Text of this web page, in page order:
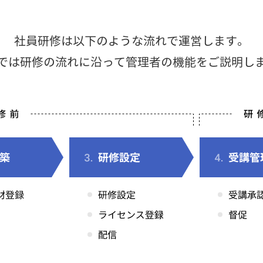
社員研修は以下のような流れで運営します。
は研修の流れに沿って管理者の機能をご説明し